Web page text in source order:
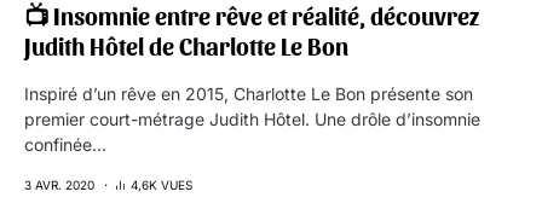
📺 Insomnie entre rêve et réalité, découvrez
Judith Hôtel de Charlotte Le Bon
Inspiré d’un rêve en 2015, Charlotte Le Bon présente son
premier court-métrage Judith Hôtel. Une drôle d’insomnie
confinée…
3 AVR. 2020 4,6K VUES